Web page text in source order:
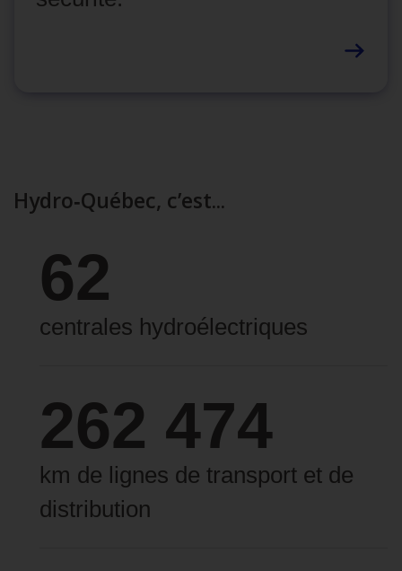
Hydro‑Québec, c’est...
62
centrales hydroélectriques
262 474
km de lignes de transport et de
distribution